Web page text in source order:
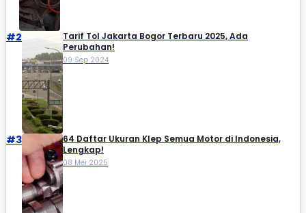
#2
Tarif Tol Jakarta Bogor Terbaru 2025, Ada
Perubahan!
09 Sep 2024
#3
64 Daftar Ukuran Klep Semua Motor di Indonesia,
Lengkap!
08 Mei 2025